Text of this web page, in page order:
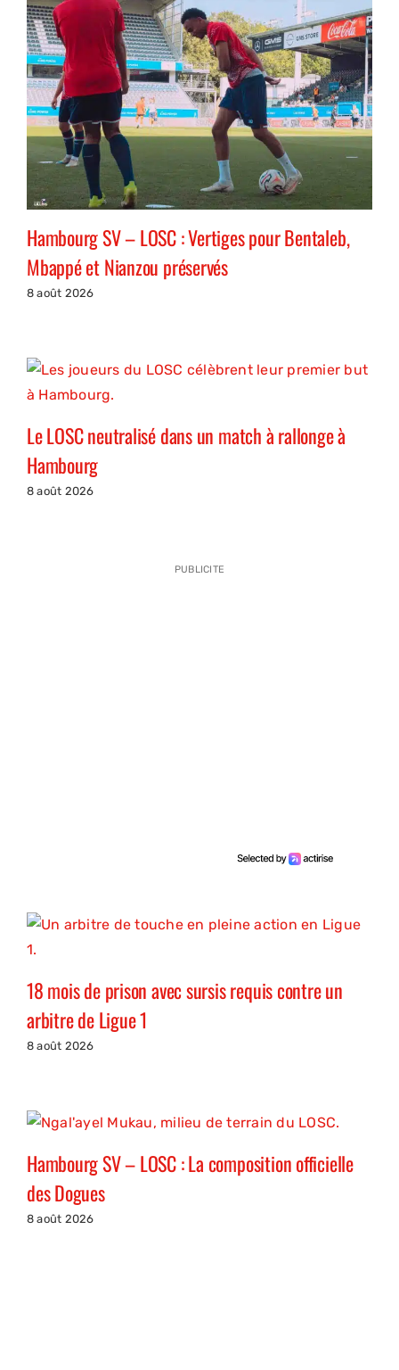
Hambourg SV – LOSC : Vertiges pour Bentaleb,
Mbappé et Nianzou préservés
8 août 2026
Le LOSC neutralisé dans un match à rallonge à
Hambourg
8 août 2026
PUBLICITE
18 mois de prison avec sursis requis contre un
arbitre de Ligue 1
8 août 2026
Hambourg SV – LOSC : La composition officielle
des Dogues
8 août 2026